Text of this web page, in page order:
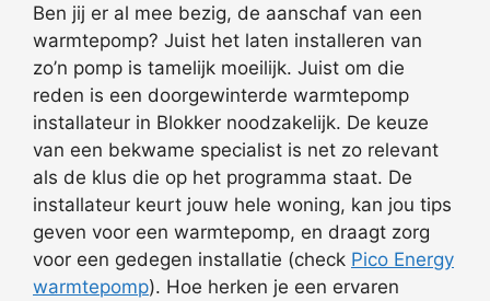
Ben jij er al mee bezig, de aanschaf van een
warmtepomp? Juist het laten installeren van
zo’n pomp is tamelijk moeilijk. Juist om die
reden is een doorgewinterde warmtepomp
installateur in Blokker noodzakelijk. De keuze
van een bekwame specialist is net zo relevant
als de klus die op het programma staat. De
installateur keurt jouw hele woning, kan jou tips
geven voor een warmtepomp, en draagt zorg
voor een gedegen installatie (check Pico Energy
warmtepomp). Hoe herken je een ervaren